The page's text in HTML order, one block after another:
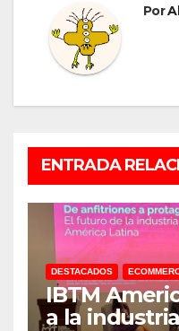
Por
ENTRADA
DESTACADOS
IBTM
a la